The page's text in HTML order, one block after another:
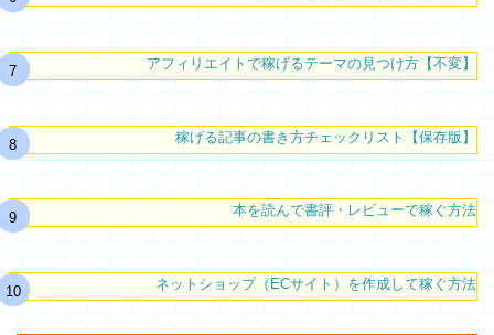
アフィリエイトで稼げるテーマの見つけ方【不変】
稼げる記事の書き方チェックリスト【保存版】
本を読んで書評・レビューで稼ぐ方法
ネットショップ（ECサイト）を作成して稼ぐ方法